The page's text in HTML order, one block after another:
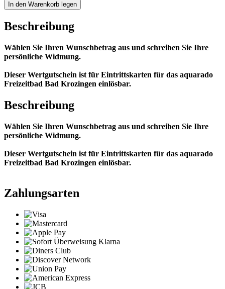
In den Warenkorb legen
Beschreibung
Wählen Sie Ihren Wunschbetrag aus und schreiben Sie Ihre
persönliche Widmung.
Dieser Wertgutschein ist für Eintrittskarten für das aquarado
Freizeitbad Bad Krozingen einlösbar.
Beschreibung
Wählen Sie Ihren Wunschbetrag aus und schreiben Sie Ihre
persönliche Widmung.
Dieser Wertgutschein ist für Eintrittskarten für das aquarado
Freizeitbad Bad Krozingen einlösbar.
Zahlungsarten